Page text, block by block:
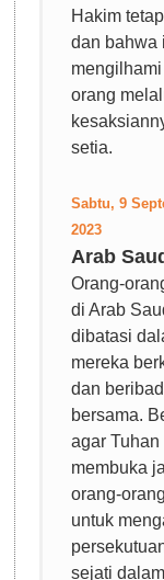
Hakim
dan bahwa
orang
setia.
Sabtu, 9
2023
Arab
Orang-
di Arab
dibatasi
mereka
dan
bersama.
agar Tuhan
membuka
orang-
untuk
sejati dalam